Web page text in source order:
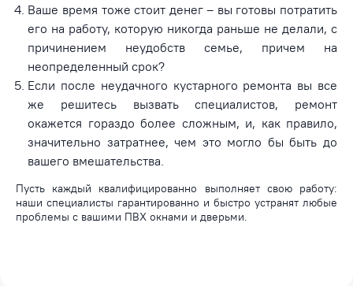
Ваше время тоже стоит денег – вы готовы потратить
его на работу, которую никогда раньше не делали, с
причинением неудобств семье, причем на
неопределенный срок?
Если после неудачного кустарного ремонта вы все
же решитесь вызвать специалистов, ремонт
окажется гораздо более сложным, и, как правило,
значительно затратнее, чем это могло бы быть до
вашего вмешательства.
Пусть каждый квалифицированно выполняет свою работу:
наши специалисты гарантированно и быстро устранят любые
проблемы с вашими ПВХ окнами и дверьми.